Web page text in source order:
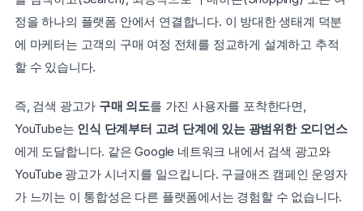
정을 하나의 플랫폼 안에서 연결합니다. 이 방대한 생태계 덕분
에 마케터는 고객의 구매 여정 전체를 정교하게 설계하고 추적
할 수 있습니다.
즉, 검색 광고가 구매 의도를 가진 사용자를 포착한다면,
YouTube는 인식 단계부터 고려 단계에 있는 광범위한 오디언스
에게 도달합니다. 같은 Google 네트워크 내에서 검색 광고와
YouTube 광고가 시너지를 일으킵니다. 구글애즈 캠페인 운영자
가 느끼는 이 통합성은 다른 플랫폼에서는 경험할 수 없습니다.